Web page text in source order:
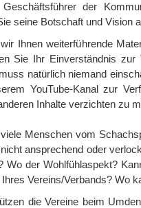
der
seine Botschaft und Vision
Ihnen weiterführende
Sie Ihr Einverständnis
natürlich niemand
YouTube-Kanal zur
Inhalte verzichten zu
Menschen vom
ansprechend oder
Wo der Wohlfühlaspekt?
Vereins/Verbands? Wo
die Vereine beim